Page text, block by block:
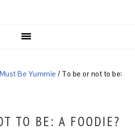
Must Be Yummie /To be or not to be:
TO BE: A FOODIE?